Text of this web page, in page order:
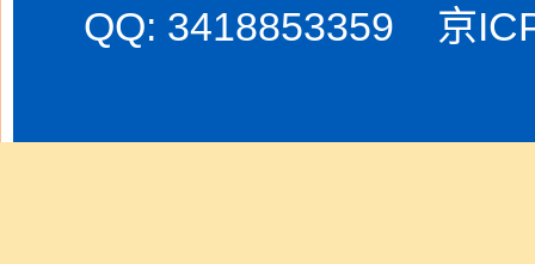
QQ: 3418853359 京